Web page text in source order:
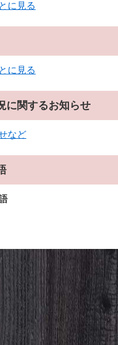
に見る
に見る
に関するお知らせ
など